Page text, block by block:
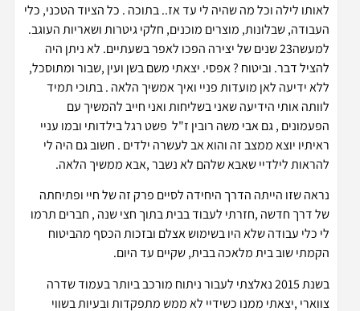
לאותו לילה וכל מה שהיה לי עד אז.. בתוכה . כל הציוד הטכני, כלי
העבודה, שבלונות, מוצרים מוכנים, חלקי גיטרות ושאריות העוגב.
למעשה23 שנים של יצירה הפכו לאפר בשעתיים. לא ניתן היה
להציל דבר. וביטוח ? אפסי. יצאתי משם בשן ועין ,שבור ומתוסכל,
ללא ידיעה לאן מועדות פניי ואיך אמשיך הלאה . בתוכי תמיד
לוותה אותי הידיעה שאני בשליחות ואני חייב להמשיך עם
הפעמונים , גם אבי משה רובין ז"ל פשט רגל בילדותי ובמו עניי
ראיתיו יוצא ממצב זה והוא אב לעשרה ילדים . חשוב גם היה לי
להראות לילדיי שאבא שלהם לא נשבר ,אבא ממשיך הלאה.
נראה שזו הייתה הדרך היחידה לסיים פרק זה של חיי ופתיחתה
של דרך חדשה ,חזרתי לעבוד בבית בתוך חצי שנה , חברים תרמו
לי כלי עבודה שלא היו בשימוש אצלם ובזכות הכסף מהביטוח
הקמתי שוב בית מלאכה בבית, שקיים עד היום.
בשנת 2015 נאלצתי לעבור ניתוח מורכב ביותר בעמוד שדרה
צווארי ,יצאתי ממנו כשידיי לא ממש מתפקדות ובעיות בשווי